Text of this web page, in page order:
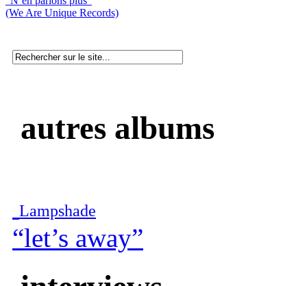
(We Are Unique Records)
autres albums
Lampshade
“let’s away”